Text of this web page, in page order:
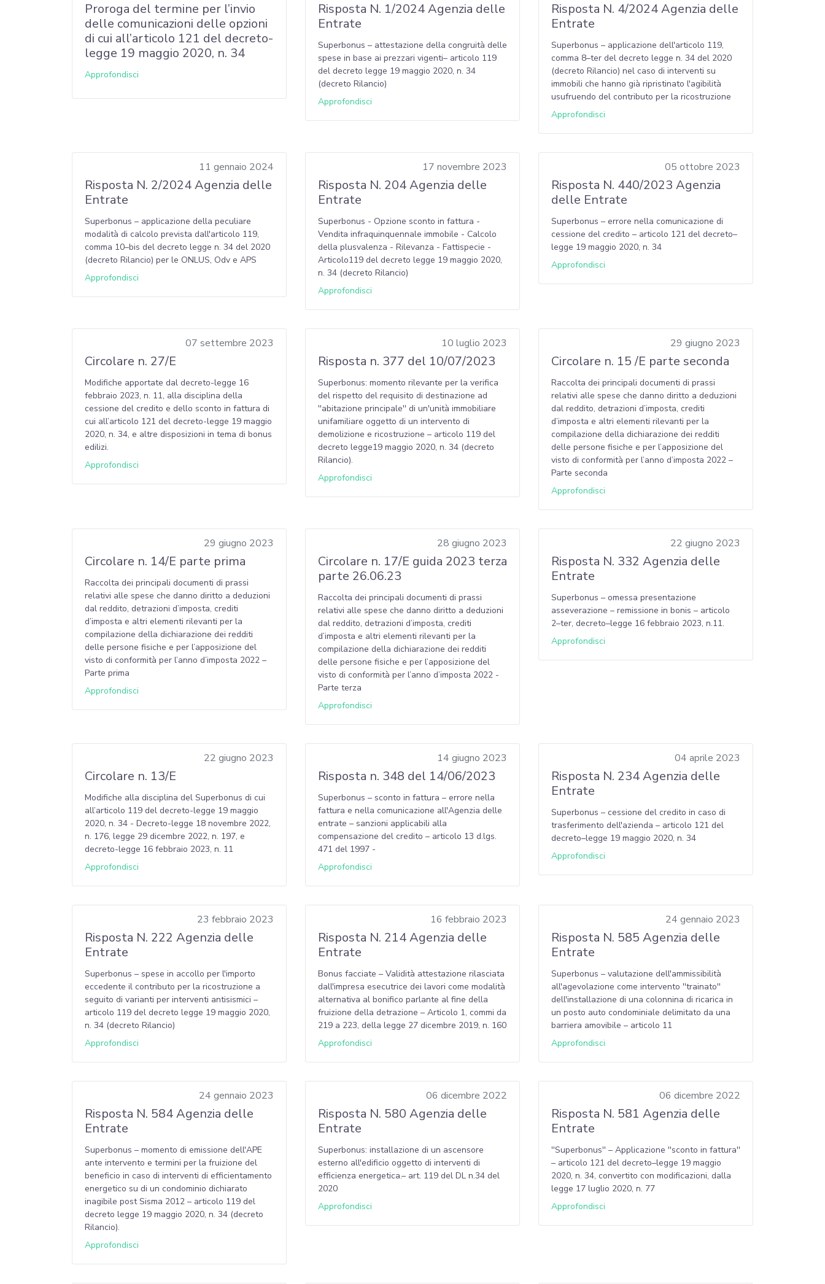
Proroga del termine per l’invio
delle comunicazioni delle opzioni
di cui all’articolo 121 del decreto-
legge 19 maggio 2020, n. 34
Approfondisci
Risposta N. 1/2024 Agenzia delle
Entrate
Superbonus – attestazione della congruità delle
spese in base ai prezzari vigenti– articolo 119
del decreto legge 19 maggio 2020, n. 34
(decreto Rilancio)
Approfondisci
Risposta N. 4/2024 Agenzia delle
Entrate
Superbonus – applicazione dell'articolo 119,
comma 8–ter del decreto legge n. 34 del 2020
(decreto Rilancio) nel caso di interventi su
immobili che hanno già ripristinato l'agibilità
usufruendo del contributo per la ricostruzione
Approfondisci
11 gennaio 2024
Risposta N. 2/2024 Agenzia delle
Entrate
Superbonus – applicazione della peculiare
modalità di calcolo prevista dall'articolo 119,
comma 10–bis del decreto legge n. 34 del 2020
(decreto Rilancio) per le ONLUS, Odv e APS
Approfondisci
17 novembre 2023
Risposta N. 204 Agenzia delle
Entrate
Superbonus - Opzione sconto in fattura -
Vendita infraquinquennale immobile - Calcolo
della plusvalenza - Rilevanza - Fattispecie -
Articolo119 del decreto legge 19 maggio 2020,
n. 34 (decreto Rilancio)
Approfondisci
05 ottobre 2023
Risposta N. 440/2023 Agenzia
delle Entrate
Superbonus – errore nella comunicazione di
cessione del credito – articolo 121 del decreto–
legge 19 maggio 2020, n. 34
Approfondisci
07 settembre 2023
Circolare n. 27/E
Modifiche apportate dal decreto-legge 16
febbraio 2023, n. 11, alla disciplina della
cessione del credito e dello sconto in fattura di
cui all’articolo 121 del decreto-legge 19 maggio
2020, n. 34, e altre disposizioni in tema di bonus
edilizi.
Approfondisci
10 luglio 2023
Risposta n. 377 del 10/07/2023
Superbonus: momento rilevante per la verifica
del rispetto del requisito di destinazione ad
''abitazione principale'' di un'unità immobiliare
unifamiliare oggetto di un intervento di
demolizione e ricostruzione – articolo 119 del
decreto legge19 maggio 2020, n. 34 (decreto
Rilancio).
Approfondisci
29 giugno 2023
Circolare n. 15 /E parte seconda
Raccolta dei principali documenti di prassi
relativi alle spese che danno diritto a deduzioni
dal reddito, detrazioni d’imposta, crediti
d’imposta e altri elementi rilevanti per la
compilazione della dichiarazione dei redditi
delle persone fisiche e per l’apposizione del
visto di conformità per l’anno d’imposta 2022 –
Parte seconda
Approfondisci
29 giugno 2023
Circolare n. 14/E parte prima
Raccolta dei principali documenti di prassi
relativi alle spese che danno diritto a deduzioni
dal reddito, detrazioni d’imposta, crediti
d’imposta e altri elementi rilevanti per la
compilazione della dichiarazione dei redditi
delle persone fisiche e per l’apposizione del
visto di conformità per l’anno d’imposta 2022 –
Parte prima
Approfondisci
28 giugno 2023
Circolare n. 17/E guida 2023 terza
parte 26.06.23
Raccolta dei principali documenti di prassi
relativi alle spese che danno diritto a deduzioni
dal reddito, detrazioni d’imposta, crediti
d’imposta e altri elementi rilevanti per la
compilazione della dichiarazione dei redditi
delle persone fisiche e per l’apposizione del
visto di conformità per l’anno d’imposta 2022 -
Parte terza
Approfondisci
22 giugno 2023
Risposta N. 332 Agenzia delle
Entrate
Superbonus – omessa presentazione
asseverazione – remissione in bonis – articolo
2–ter, decreto–legge 16 febbraio 2023, n.11.
Approfondisci
22 giugno 2023
Circolare n. 13/E
Modifiche alla disciplina del Superbonus di cui
all’articolo 119 del decreto-legge 19 maggio
2020, n. 34 - Decreto-legge 18 novembre 2022,
n. 176, legge 29 dicembre 2022, n. 197, e
decreto-legge 16 febbraio 2023, n. 11
Approfondisci
14 giugno 2023
Risposta n. 348 del 14/06/2023
Superbonus – sconto in fattura – errore nella
fattura e nella comunicazione all'Agenzia delle
entrate – sanzioni applicabili alla
compensazione del credito – articolo 13 d.lgs.
471 del 1997 -
Approfondisci
04 aprile 2023
Risposta N. 234 Agenzia delle
Entrate
Superbonus – cessione del credito in caso di
trasferimento dell'azienda – articolo 121 del
decreto–legge 19 maggio 2020, n. 34
Approfondisci
23 febbraio 2023
Risposta N. 222 Agenzia delle
Entrate
Superbonus – spese in accollo per l'importo
eccedente il contributo per la ricostruzione a
seguito di varianti per interventi antisismici –
articolo 119 del decreto legge 19 maggio 2020,
n. 34 (decreto Rilancio)
Approfondisci
16 febbraio 2023
Risposta N. 214 Agenzia delle
Entrate
Bonus facciate – Validità attestazione rilasciata
dall'impresa esecutrice dei lavori come modalità
alternativa al bonifico parlante al fine della
fruizione della detrazione – Articolo 1, commi da
219 a 223, della legge 27 dicembre 2019, n. 160
Approfondisci
24 gennaio 2023
Risposta N. 585 Agenzia delle
Entrate
Superbonus – valutazione dell'ammissibilità
all'agevolazione come intervento ''trainato''
dell'installazione di una colonnina di ricarica in
un posto auto condominiale delimitato da una
barriera amovibile – articolo 11
Approfondisci
24 gennaio 2023
Risposta N. 584 Agenzia delle
Entrate
Superbonus – momento di emissione dell'APE
ante intervento e termini per la fruizione del
beneficio in caso di interventi di efficientamento
energetico su di un condominio dichiarato
inagibile post Sisma 2012 – articolo 119 del
decreto legge 19 maggio 2020, n. 34 (decreto
Rilancio).
Approfondisci
06 dicembre 2022
Risposta N. 580 Agenzia delle
Entrate
Superbonus: installazione di un ascensore
esterno all'edificio oggetto di interventi di
efficienza energetica.– art. 119 del DL n.34 del
2020
Approfondisci
06 dicembre 2022
Risposta N. 581 Agenzia delle
Entrate
''Superbonus'' – Applicazione ''sconto in fattura''
– articolo 121 del decreto–legge 19 maggio
2020, n. 34, convertito con modificazioni, dalla
legge 17 luglio 2020, n. 77
Approfondisci